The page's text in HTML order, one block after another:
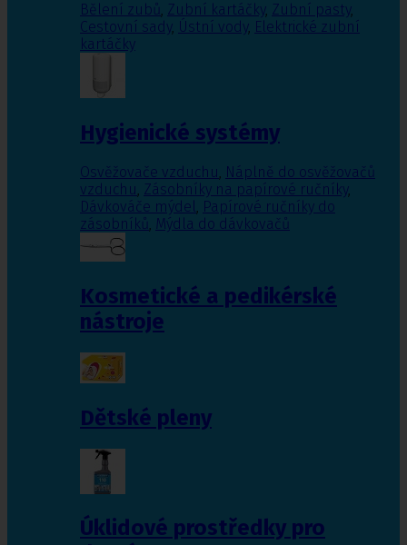
Bělení zubů, Zubní kartáčky, Zubní pasty,
Cestovní sady, Ústní vody, Elektrické zubní
kartáčky
Hygienické systémy
Osvěžovače vzduchu, Náplně do osvěžovačů
vzduchu, Zásobníky na papírové ručníky,
Dávkováče mýdel, Papírové ručníky do
zásobníků, Mýdla do dávkovačů
Kosmetické a pedikérské
nástroje
Dětské pleny
Úklidové prostředky pro